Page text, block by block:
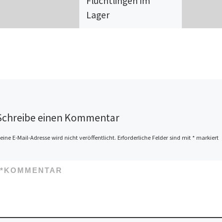
Lager
einen Kommentar
E-Mail-Adresse wird nicht veröffentlicht. Erforderliche Felder sind mit *markiert
KOMMENTAR
*